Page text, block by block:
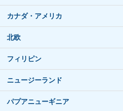
カナダ・アメリカ
北欧
フィリピン
ニュージーランド
パプアニューギニア